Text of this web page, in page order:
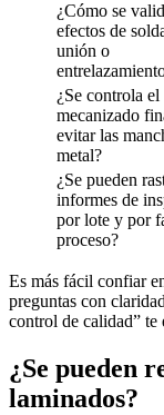
¿Cómo se
efectos de
unión o
¿Se controla el
mecanizado
evitar las
metal?
¿Se pueden
informes de
por lote y por
proceso?
Es más fácil confiar
preguntas con
control de calidad” te
¿Se pueden
laminados?